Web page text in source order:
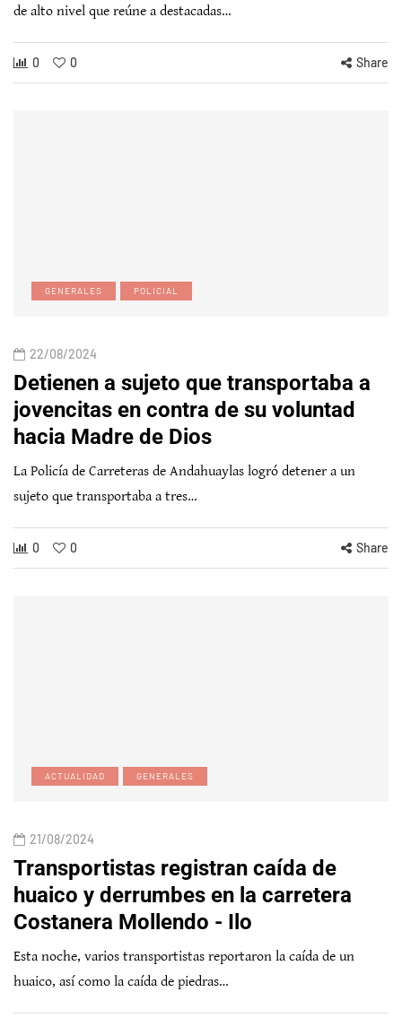
de alto nivel que reúne a destacadas…
0 0 Share
GENERALES POLICIAL
22/08/2024
Detienen a sujeto que transportaba a
jovencitas en contra de su voluntad
hacia Madre de Dios
La Policía de Carreteras de Andahuaylas logró detener a un
sujeto que transportaba a tres…
0 0 Share
ACTUALIDAD GENERALES
21/08/2024
Transportistas registran caída de
huaico y derrumbes en la carretera
Costanera Mollendo - Ilo
Esta noche, varios transportistas reportaron la caída de un
huaico, así como la caída de piedras…